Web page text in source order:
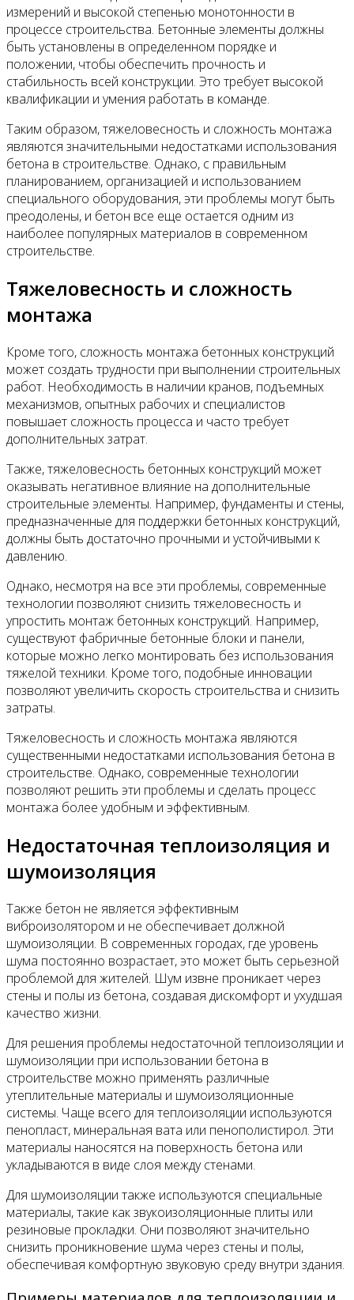
измерений и высокой степенью монотонности в
процессе строительства. Бетонные элементы должны
быть установлены в определенном порядке и
положении, чтобы обеспечить прочность и
стабильность всей конструкции. Это требует высокой
квалификации и умения работать в команде.
Таким образом, тяжеловесность и сложность монтажа
являются значительными недостатками использования
бетона в строительстве. Однако, с правильным
планированием, организацией и использованием
специального оборудования, эти проблемы могут быть
преодолены, и бетон все еще остается одним из
наиболее популярных материалов в современном
строительстве.
Тяжеловесность и сложность
монтажа
Кроме того, сложность монтажа бетонных конструкций
может создать трудности при выполнении строительных
работ. Необходимость в наличии кранов, подъемных
механизмов, опытных рабочих и специалистов
повышает сложность процесса и часто требует
дополнительных затрат.
Также, тяжеловесность бетонных конструкций может
оказывать негативное влияние на дополнительные
строительные элементы. Например, фундаменты и стены,
предназначенные для поддержки бетонных конструкций,
должны быть достаточно прочными и устойчивыми к
давлению.
Однако, несмотря на все эти проблемы, современные
технологии позволяют снизить тяжеловесность и
упростить монтаж бетонных конструкций. Например,
существуют фабричные бетонные блоки и панели,
которые можно легко монтировать без использования
тяжелой техники. Кроме того, подобные инновации
позволяют увеличить скорость строительства и снизить
затраты.
Тяжеловесность и сложность монтажа являются
существенными недостатками использования бетона в
строительстве. Однако, современные технологии
позволяют решить эти проблемы и сделать процесс
монтажа более удобным и эффективным.
Недостаточная теплоизоляция и
шумоизоляция
Также бетон не является эффективным
виброизолятором и не обеспечивает должной
шумоизоляции. В современных городах, где уровень
шума постоянно возрастает, это может быть серьезной
проблемой для жителей. Шум извне проникает через
стены и полы из бетона, создавая дискомфорт и ухудшая
качество жизни.
Для решения проблемы недостаточной теплоизоляции и
шумоизоляции при использовании бетона в
строительстве можно применять различные
утеплительные материалы и шумоизоляционные
системы. Чаще всего для теплоизоляции используются
пенопласт, минеральная вата или пенополистирол. Эти
материалы наносятся на поверхность бетона или
укладываются в виде слоя между стенами.
Для шумоизоляции также используются специальные
материалы, такие как звукоизоляционные плиты или
резиновые прокладки. Они позволяют значительно
снизить проникновение шума через стены и полы,
обеспечивая комфортную звуковую среду внутри здания.